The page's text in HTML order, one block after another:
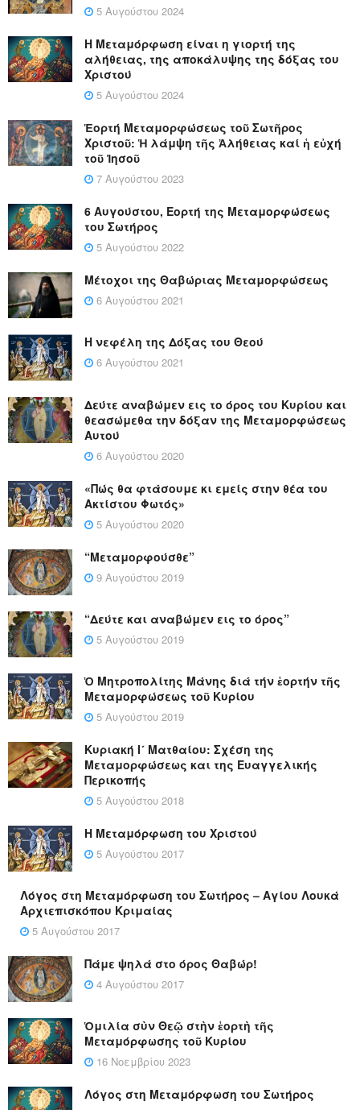
5 Αυγούστου 2024
Η Μεταμόρφωση είναι η γιορτή της
αλήθειας, της αποκάλυψης της δόξας του
Χριστού
5 Αυγούστου 2024
Ἑορτή Μεταμορφώσεως τοῦ Σωτῆρος
Χριστοῦ: Ἡ λάμψη τῆς Ἀλήθειας καί ἡ εὐχή
τοῦ Ἰησοῦ
7 Αυγούστου 2023
6 Αυγούστου, Εορτή της Μεταμορφώσεως
του Σωτήρος
5 Αυγούστου 2022
Μέτοχοι της Θαβώριας Μεταμορφώσεως
6 Αυγούστου 2021
Η νεφέλη της Δόξας του Θεού
6 Αυγούστου 2021
Δεύτε αναβώμεν εις το όρος του Κυρίου και
θεασώμεθα την δόξαν της Μεταμορφώσεως
Αυτού
6 Αυγούστου 2020
«Πώς θα φτάσουμε κι εμείς στην θέα του
Ακτίστου Φωτός»
5 Αυγούστου 2020
“Μεταμορφούσθε”
9 Αυγούστου 2019
“Δεύτε και αναβώμεν εις το όρος”
5 Αυγούστου 2019
Ὁ Μητροπολίτης Μάνης διά τήν ἑορτήν τῆς
Μεταμορφώσεως τοῦ Κυρίου
5 Αυγούστου 2019
Κυριακή Ι´ Ματθαίου: Σχέση της
Μεταμορφώσεως και της Ευαγγελικής
Περικοπής
5 Αυγούστου 2018
Η Μεταμόρφωση του Χριστού
5 Αυγούστου 2017
Λόγος στη Μεταμόρφωση του Σωτήρος – Αγίου Λουκά
Αρχιεπισκόπου Κριμαίας
5 Αυγούστου 2017
Πάμε ψηλά στο όρος Θαβώρ!
4 Αυγούστου 2017
Ὁμιλία σὺν Θεῷ στὴν ἑορτὴ τῆς
Μεταμόρφωσης τοῦ Κυρίου
16 Νοεμβρίου 2023
Λόγος στη Μεταμόρφωση του Σωτήρος